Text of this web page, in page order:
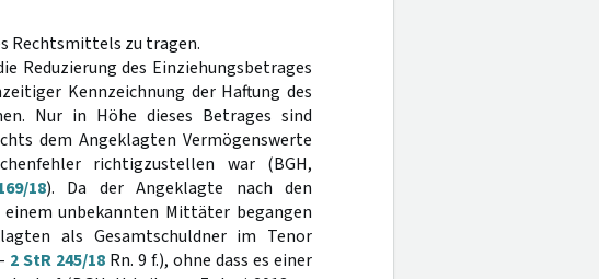
Rechtsmittels zu tragen.
Reduzierung des Einziehungsbetrages
Kennzeichnung der Haftung des
Nur in Höhe dieses Betrages sind
dem Angeklagten Vermögenswerte
richtigzustellen war (BGH,
18). Da der Angeklagte nach den
unbekannten Mittäter begangen
als Gesamtschuldner im Tenor
2 StR 245/18Rn. 9 f.), ohne dass es einer